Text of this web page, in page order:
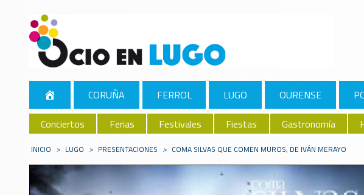
CORUÑA FERROL LUGO OURENSE
Conciertos
Ferias Festivales Fiestas Gastronomía
INICIO > LUGO > PRESENTACIONES > COMA SILVAS QUE COMEN MUROS, DE IVÁN MERAYO